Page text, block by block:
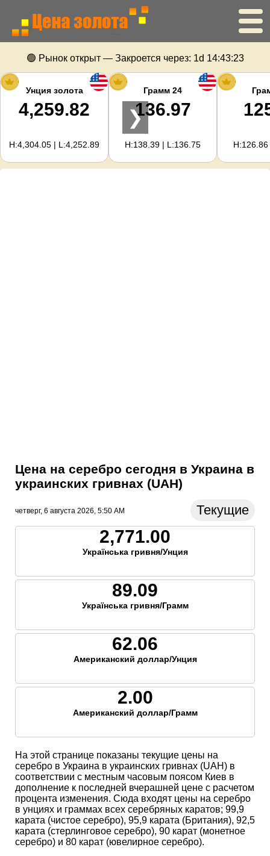
Главная
Цена золота
Цена серебра
Калькулятор золота
🟢 Рынок открыт — Закроется через: 1d 14:43:22
Унция золота
4,259.82
H:4,304.05 | L:4,252.89
Грамм 24
136.97
H:138.39 | L:136.75
❯
Цена на серебро сегодня в Украина в
украинских гривнах (UAH)
четверг, 6 августа 2026, 5:50 AM Текущие
2,771.00
Українська гривня/Унция
89.09
Українська гривня/Грамм
62.06
Американский доллар/Унция
2.00
Американский доллар/Грамм
На этой странице показаны текущие цены на
серебро в Украина в украинских гривнах (UAH) в
соответствии с местным часовым поясом Киев в
дополнение к последней вчерашней цене с расчетом
процента изменения. Сюда входят цены на серебро
в унциях и граммах всех серебряных каратов; 99,9
карата (чистое серебро), 95,9 карата (Британия), 92,5
карата (стерлинговое серебро), 90 карат (монетное
серебро) и 80 карат (ювелирное серебро).